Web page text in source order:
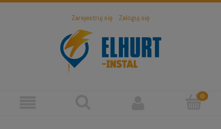
Zarejestruj się Zaloguj się